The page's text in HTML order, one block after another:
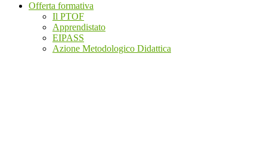
Offerta formativa
Il PTOF
Apprendistato
EIPASS
Azione Metodologico Didattica